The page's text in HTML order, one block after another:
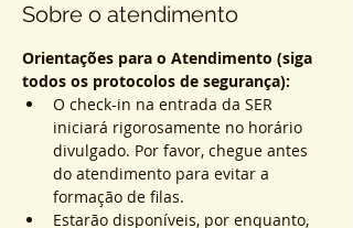
Sobre o atendimento
Orientações para o Atendimento (siga
todos os protocolos de segurança):
O check-in na entrada da SER
iniciará rigorosamente no horário
divulgado. Por favor, chegue antes
do atendimento para evitar a
formação de filas.
Estarão disponíveis, por enquanto,